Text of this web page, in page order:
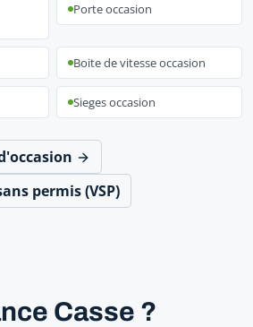
Porte occasion
Boite de vitesse occasion
Sieges occasion
permis (VSP)
Casse ?